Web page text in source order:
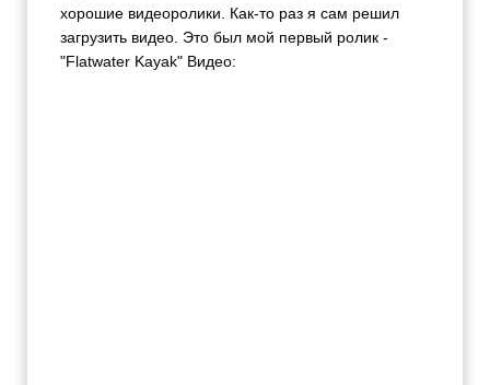
хорошие видеоролики. Как-то раз я сам решил
загрузить видео. Это был мой первый ролик -
"Flatwater Kayak" Видео: